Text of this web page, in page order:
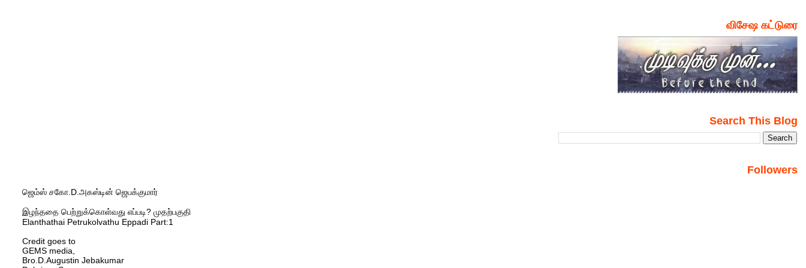
ஜெம்ஸ் சகோ.D.அகஸ்டின் ஜெபக்குமார்
இழந்ததை பெற்றுக்கொள்வது எப்படி? முதற்பகுதி
Elanthathai Petrukolvathu Eppadi Part:1
Credit goes to
GEMS media,
Bro.D.Augustin Jebakumar
விசேஷ கட்டுரை
Search This Blog
Followers